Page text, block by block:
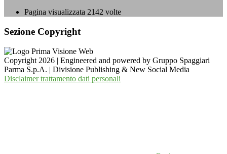
Pagina visualizzata 2142 volte
Sezione Copyright
Copyright 2026 | Engineered and powered by Gruppo Spaggiari
Parma S.p.A. | Divisione Publishing & New Social Media
Disclaimer trattamento dati personali